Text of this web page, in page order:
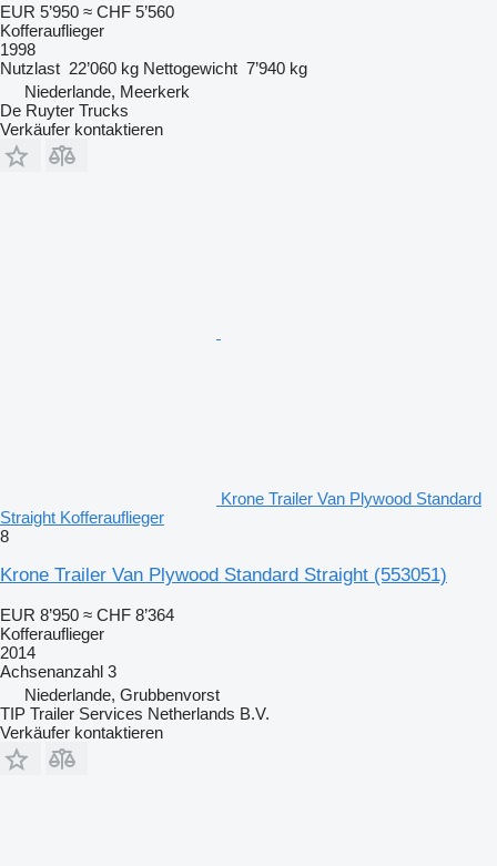
EUR 5’950 ≈ CHF 5’560
Kofferauflieger
1998
Nutzlast 22’060 kg Nettogewicht 7’940 kg
Niederlande, Meerkerk
De Ruyter Trucks
Verkäufer kontaktieren
Krone Trailer Van Plywood Standard
Straight Kofferauflieger
8
Krone Trailer Van Plywood Standard Straight (553051)
EUR 8’950 ≈ CHF 8’364
Kofferauflieger
2014
Achsenanzahl 3
Niederlande, Grubbenvorst
TIP Trailer Services Netherlands B.V.
Verkäufer kontaktieren